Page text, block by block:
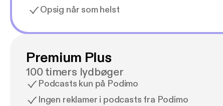
Opsig når som helst
Premium Plus
100 timers lydbøger
Podcasts kun på Podimo
Ingen reklamer i podcasts fra Podimo